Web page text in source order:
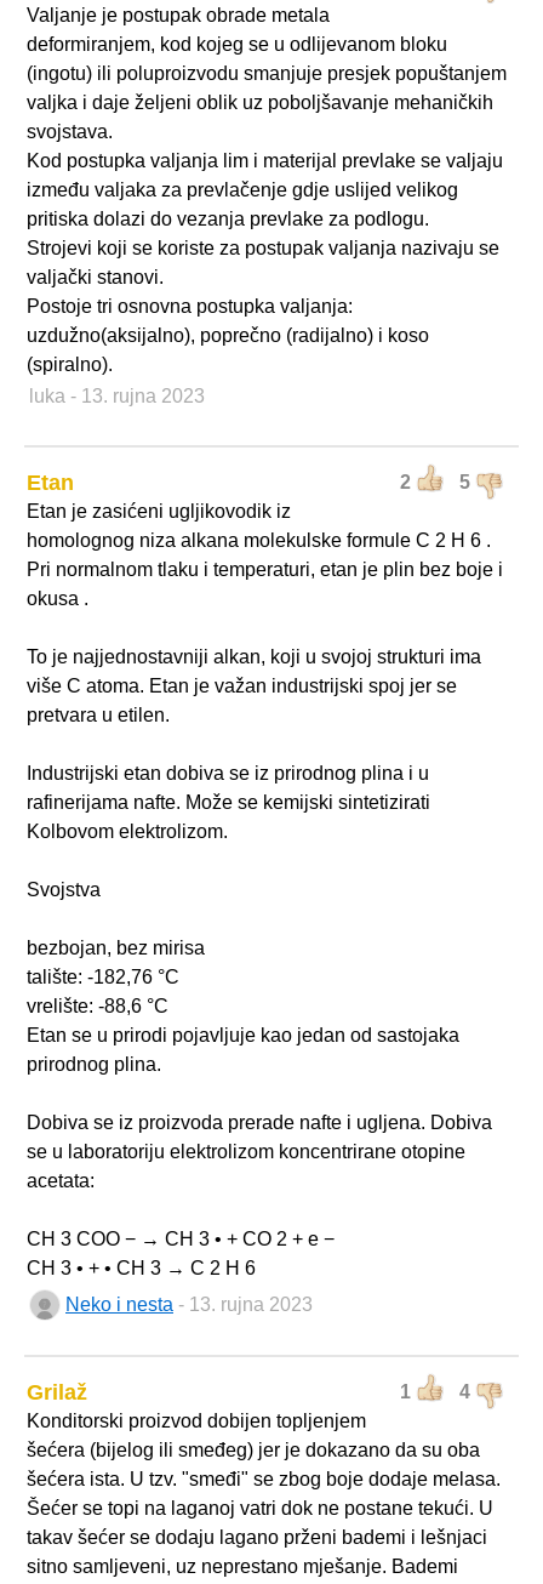
Valjanje je postupak obrade metala
deformiranjem, kod kojeg se u odlijevanom bloku
(ingotu) ili poluproizvodu smanjuje presjek popuštanjem
valjka i daje željeni oblik uz poboljšavanje mehaničkih
svojstava.
Kod postupka valjanja lim i materijal prevlake se valjaju
između valjaka za prevlačenje gdje uslijed velikog
pritiska dolazi do vezanja prevlake za podlogu.
Strojevi koji se koriste za postupak valjanja nazivaju se
valjački stanovi.
Postoje tri osnovna postupka valjanja:
uzdužno(aksijalno), poprečno (radijalno) i koso
(spiralno).
luka - 13. rujna 2023
2 5
Etan
Etan je zasićeni ugljikovodik iz
homolognog niza alkana molekulske formule C 2 H 6 .
Pri normalnom tlaku i temperaturi, etan je plin bez boje i
okusa .
To je najjednostavniji alkan, koji u svojoj strukturi ima
više C atoma. Etan je važan industrijski spoj jer se
pretvara u etilen.
Industrijski etan dobiva se iz prirodnog plina i u
rafinerijama nafte. Može se kemijski sintetizirati
Kolbovom elektrolizom.
Svojstva
bezbojan, bez mirisa
talište: -182,76 °C
vrelište: -88,6 °C
Etan se u prirodi pojavljuje kao jedan od sastojaka
prirodnog plina.
Dobiva se iz proizvoda prerade nafte i ugljena. Dobiva
se u laboratoriju elektrolizom koncentrirane otopine
acetata:
CH 3 COO − → CH 3 • + CO 2 + e −
CH 3 • + • CH 3 → C 2 H 6
Neko i nesta - 13. rujna 2023
1 4
Grilaž
Konditorski proizvod dobijen topljenjem
šećera (bijelog ili smeđeg) jer je dokazano da su oba
šećera ista. U tzv. "smeđi" se zbog boje dodaje melasa.
Šećer se topi na laganoj vatri dok ne postane tekući. U
takav šećer se dodaju lagano prženi bademi i lešnjaci
sitno samljeveni, uz neprestano mješanje. Bademi